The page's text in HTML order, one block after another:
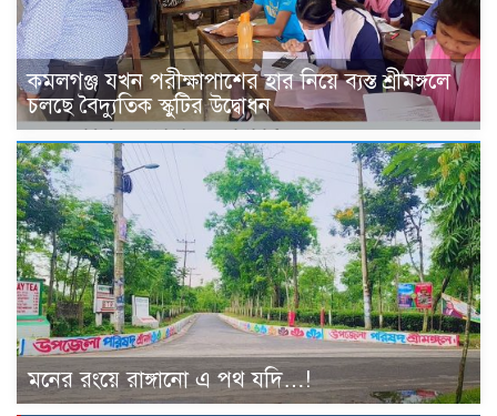
কমলগঞ্জ যখন পরীক্ষাপাশের হার নিয়ে ব্যস্ত শ্রীমঙ্গলে
চলছে বৈদ্যুতিক স্কুটির উদ্বোধন
মনের রংয়ে রাঙ্গানো এ পথ যদি…!